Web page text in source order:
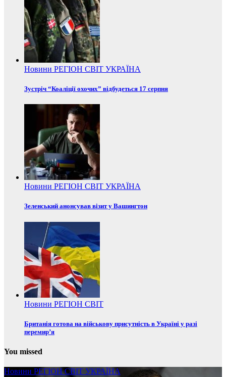
Новини РЕГІОН СВІТ УКРАЇНА
Зустріч “Коаліції охочих” відбудеться 17 серпня
Новини РЕГІОН СВІТ УКРАЇНА
Зеленський анонсував візит у Вашингтон
Новини РЕГІОН СВІТ
Британія готова на військову присутність в Україні у разі
перемир’я
You missed
Новини РЕГІОНСВІТ УКРАЇНА